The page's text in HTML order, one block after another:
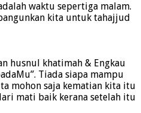
waktu sepertiga malam.
kita untuk tahajjud
husnul khatimah & Engkau
Tiada siapa mampu
mohon saja kematian kita itu
mati baik kerana setelah itu